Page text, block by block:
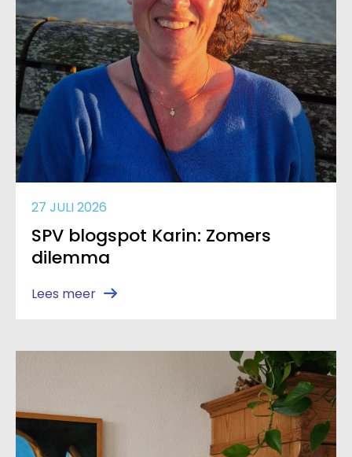
27 JULI 2026
SPV blogspot Karin: Zomers
dilemma
Lees meer